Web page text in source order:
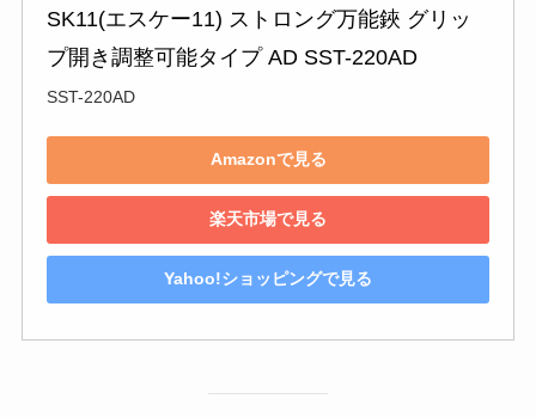
SK11(エスケー11) ストロング万能鋏 グリッ
プ開き調整可能タイプ AD SST-220AD
SST-220AD
Amazonで見る
楽天市場で見る
Yahoo!ショッピングで見る